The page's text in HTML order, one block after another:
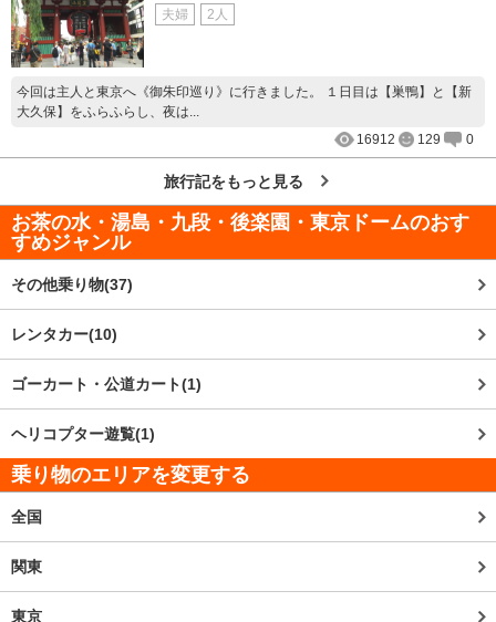
夫婦 2人
今回は主人と東京へ《御朱印巡り》に行きました。 １日目は【巣鴨】と【新
大久保】をふらふらし、夜は...
16912
129 0
旅行記をもっと見る
お茶の水・湯島・九段・後楽園・東京ドームのおす
すめジャンル
その他乗り物(37)
レンタカー(10)
ゴーカート・公道カート(1)
ヘリコプター遊覧(1)
乗り物のエリアを変更する
全国
関東
東京